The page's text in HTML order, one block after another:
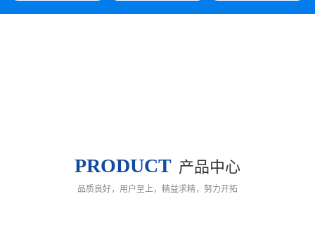
PRODUCT 产品中心
品质良好，用户至上，精益求精，努力开拓